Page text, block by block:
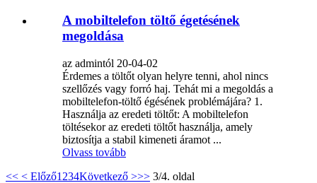
A mobiltelefon töltő égetésének
megoldása
az admintól 20-04-02
Érdemes a töltőt olyan helyre tenni, ahol nincs
szellőzés vagy forró haj. Tehát mi a megoldás a
mobiltelefon-töltő égésének problémájára? 1.
Használja az eredeti töltőt: A mobiltelefon
töltésekor az eredeti töltőt használja, amely
biztosítja a stabil kimeneti áramot ...
Olvass tovább
<< < Előző1 234Következő >>> 3/4. oldal